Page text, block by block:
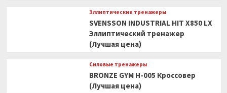
Эллиптические тренажеры
SVENSSON INDUSTRIAL HIT X850 LX
Эллиптический тренажер
(Лучшая цена)
Силовые тренажеры
BRONZE GYM H-005 Кроссовер
(Лучшая цена)